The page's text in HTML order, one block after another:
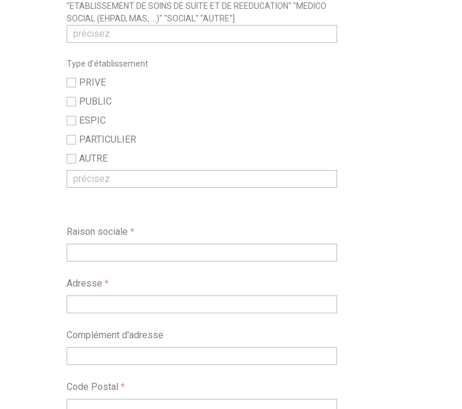
"ETABLISSEMENT DE SOINS DE SUITE ET DE REEDUCATION" "MEDICO
SOCIAL (EHPAD, MAS, ...)" "SOCIAL" "AUTRE"]
Type d'établissement
PRIVE
PUBLIC
ESPIC
PARTICULIER
AUTRE
Raison sociale *
Adresse *
Complément d'adresse
Code Postal *